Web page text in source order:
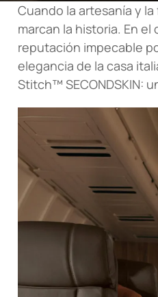
Cuando la artesanía y
marcan la historia. En
reputación impecable
elegancia de la casa
Stitch™ SECONDSKIN: